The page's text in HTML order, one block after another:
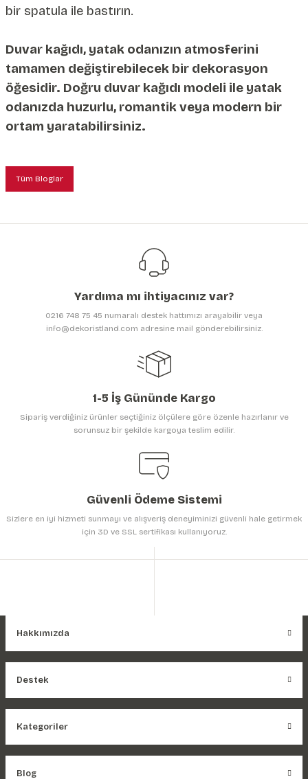
bir spatula ile bastırın.
Duvar kağıdı, yatak odanızın atmosferini
tamamen değiştirebilecek bir dekorasyon
öğesidir. Doğru duvar kağıdı modeli ile yatak
odanızda huzurlu, romantik veya modern bir
ortam yaratabilirsiniz.
Tüm Bloglar
Yardıma mı ihtiyacınız var?
0216 748 75 45 numaralı destek hattımızı arayabilir veya
info@dekoristland.com adresine mail gönderebilirsiniz.
1-5 İş Gününde Kargo
Sipariş verdiğiniz ürünler seçtiğiniz ölçülere göre özenle hazırlanır ve
sorunsuz bir şekilde kargoya teslim edilir.
Güvenli Ödeme Sistemi
Sizlere en iyi hizmeti sunmayı ve alışveriş deneyiminizi güvenli hale getirmek
için 3D ve SSL sertifikası kullanıyoruz.
Hakkımızda
Destek
Kategoriler
Blog